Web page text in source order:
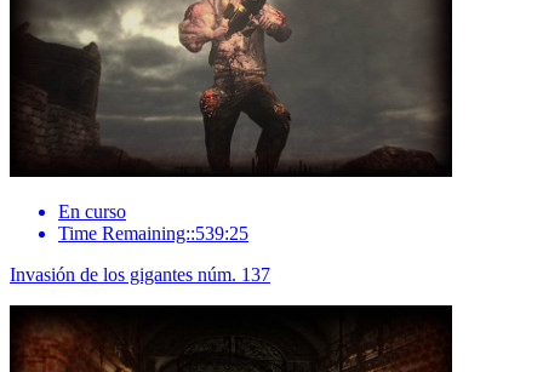
En curso
Time Remaining::539:25
Invasión de los gigantes núm. 137